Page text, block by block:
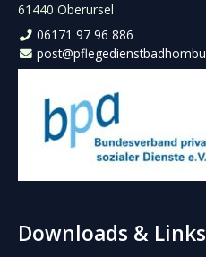
61440 Oberursel
06171 97 96 886
Downloads & Links